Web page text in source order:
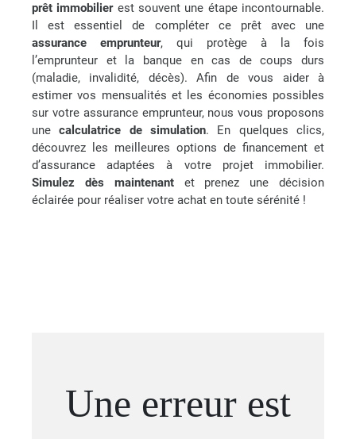
prêt immobilierest souvent une étape incontournable.
Il est essentiel de compléter ce prêt avec une
assurance emprunteur, qui protège à la fois
l’emprunteur et la banque en cas de coups durs
(maladie, invalidité, décès). Afin de vous aider à
estimer vos mensualités et les économies possibles
sur votre assurance emprunteur, nous vous proposons
unecalculatrice de simulation. En quelques clics,
découvrez les meilleures options de financement et
d’assurance adaptées à votre projet immobilier.
Simulez dès maintenantet prenez une décision
éclairée pour réaliser votre achat en toute sérénité !